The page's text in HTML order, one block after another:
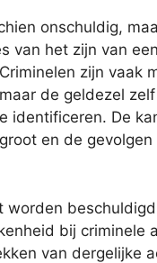
onschuldig,
van het zijn van
zijn vaak
de geldezel
identificeren. De
en de gevolgen
worden
bij criminele
van dergelijke